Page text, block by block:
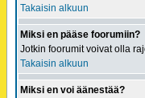
Takaisin alkuun
Miksi en pääse foorumiin?
Jotkin foorumit voivat olla
Takaisin alkuun
Miksi en voi äänestää?